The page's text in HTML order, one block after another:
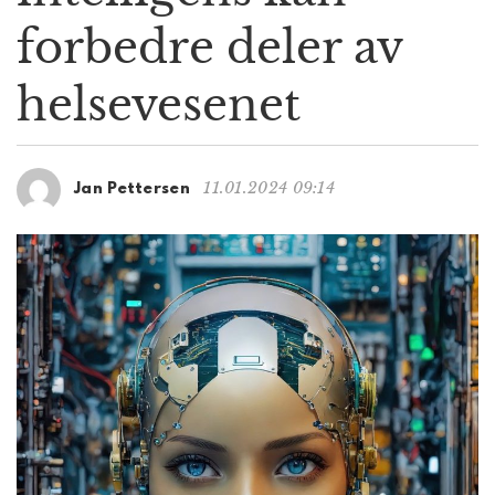
a
t
o
forbedre deler av
helsevesenet
Jan Pettersen 11.01.2024 09:14